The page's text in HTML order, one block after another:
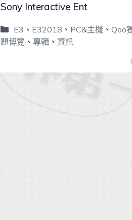
Sony Interactive Ent
E3 、 E32018 、 PC&主機 、 Qoo
題博覽、 專輯、 資訊